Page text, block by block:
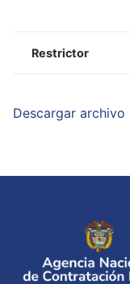
Restrictor
Descargar archivo